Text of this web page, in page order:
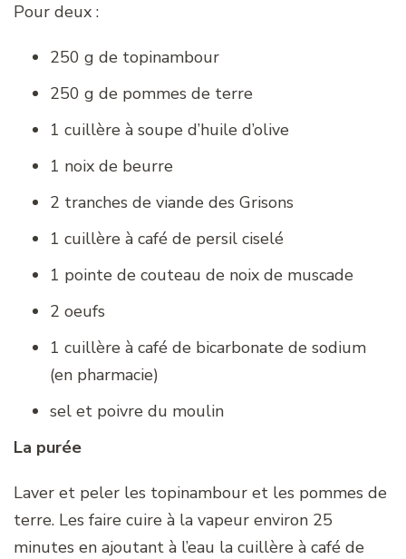
Pour deux :
250 g de topinambour
250 g de pommes de terre
1 cuillère à soupe d’huile d’olive
1 noix de beurre
2 tranches de viande des Grisons
1 cuillère à café de persil ciselé
1 pointe de couteau de noix de muscade
2 oeufs
1 cuillère à café de bicarbonate de sodium
(en pharmacie)
sel et poivre du moulin
La purée
Laver et peler les topinambour et les pommes de
terre. Les faire cuire à la vapeur environ 25
minutes en ajoutant à l’eau la cuillère à café de